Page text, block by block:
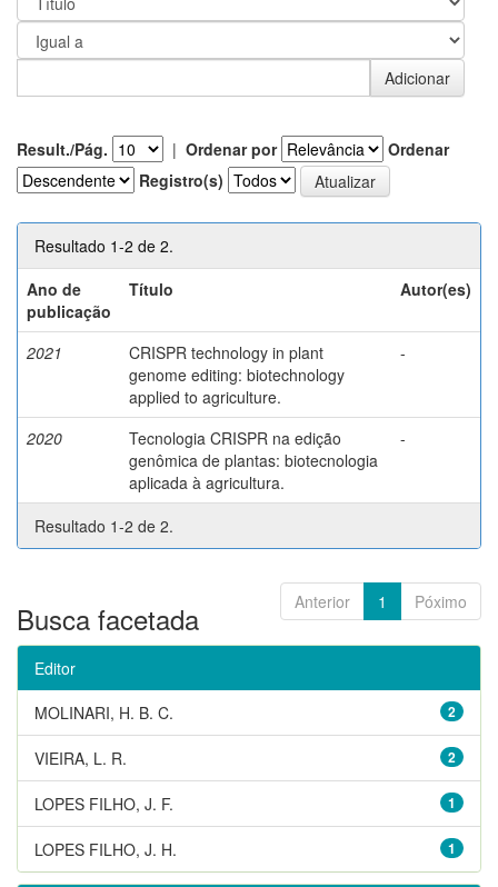
Result./Pág. | Ordenar por
Ordenar
Registro(s)
Resultado 1-2 de 2.
Ano de
publicação
Título Autor(es)
2021
CRISPR technology in plant
genome editing: biotechnology
applied to agriculture.
-
2020
Tecnologia CRISPR na edição
genômica de plantas: biotecnologia
aplicada à agricultura.
-
Resultado 1-2 de 2.
Anterior 1 Póximo
Busca facetada
Editor
2
MOLINARI, H. B. C.
2
VIEIRA, L. R.
1
LOPES FILHO, J. F.
1
LOPES FILHO, J. H.